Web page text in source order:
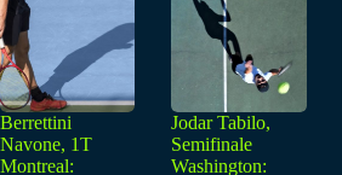
Berrettini
Navone, 1T
Montreal:
Jodar Tabilo,
Semifinale
Washington: